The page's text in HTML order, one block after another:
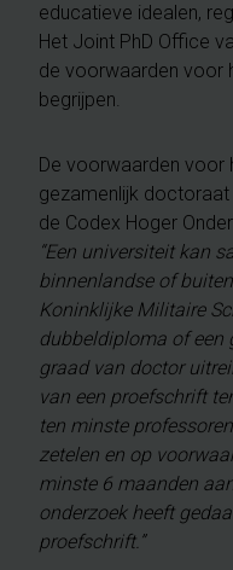
educatieve idealen,
Het Joint PhD Office
de voorwaarden voor
begrijpen.
De voorwaarden voor
gezamenlijk doctoraat
de Codex Hoger
“Een universiteit kan
binnenlandse of
Koninklijke Militaire
dubbeldiploma of een
graad van doctor
van een proefschrift
ten minste
zetelen en op
minste 6 maanden
onderzoek heeft
proefschrift.”